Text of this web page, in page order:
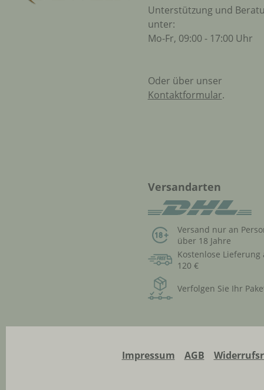
Unterstützung und
unter:
Mo-Fr, 09:00 - 17:00 Uhr
Oder über unser
Kontaktformular.
Versandarten
Versand nur an
über 18 Jahre
Kostenlose Lieferung
120 €
Verfolgen Sie Ihr
Impressum AGB